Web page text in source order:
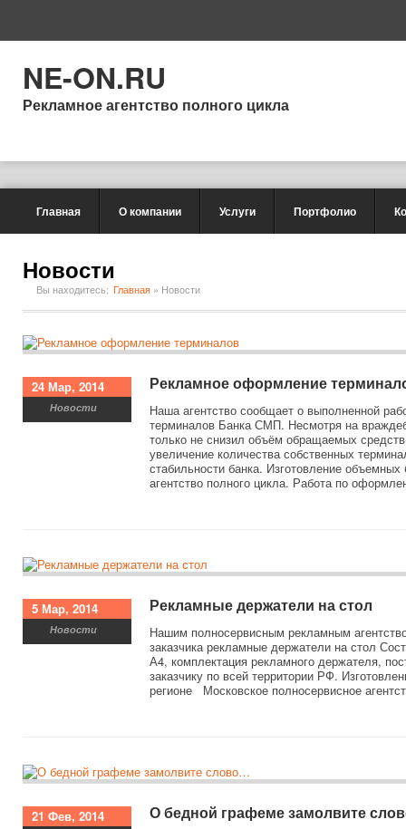
NE-ON.RU
Рекламное агентство полного цикла
Главная О компании Услуги Портфолио
Новости
Вы находитесь: Главная » Новости
Рекламное оформление
Наша агентство сообщает о выполненной
терминалов Банка СМП. Несмотря на
только не снизил объём обращаемых
увеличение количества собственных
стабильности банка. Изготовление
агентство полного цикла. Работа по
24 Мар, 2014
Новости
Рекламные держатели на стол
Нашим полносервисным рекламным
заказчика рекламные держатели на стол
А4, комплектация рекламного держателя,
заказчику по всей территории РФ.
регионе Московское полносервисное
5 Мар, 2014
Новости
О бедной графеме замолвите
21 Фев, 2014